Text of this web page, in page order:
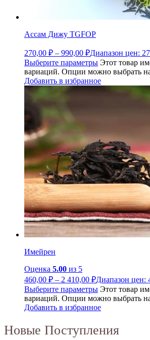
Ассам Дижу TGFOP
270,00 ₽ – 990,00 ₽Диапазон цен:
Выберите параметры Этот товар
вариаций. Опции можно выбрать на
Добавить в избранное
Имейрен
Оценка 5.00 из 5
460,00 ₽ – 2 410,00 ₽Диапазон цен:
Выберите параметры Этот товар
вариаций. Опции можно выбрать на
Добавить в избранное
Новые Поступления